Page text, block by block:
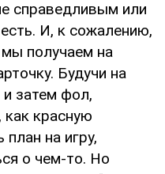
справедливым или
И, к сожалению,
мы получаем на
Будучи на
и затем фол,
как красную
на игру,
о чем-то. Но